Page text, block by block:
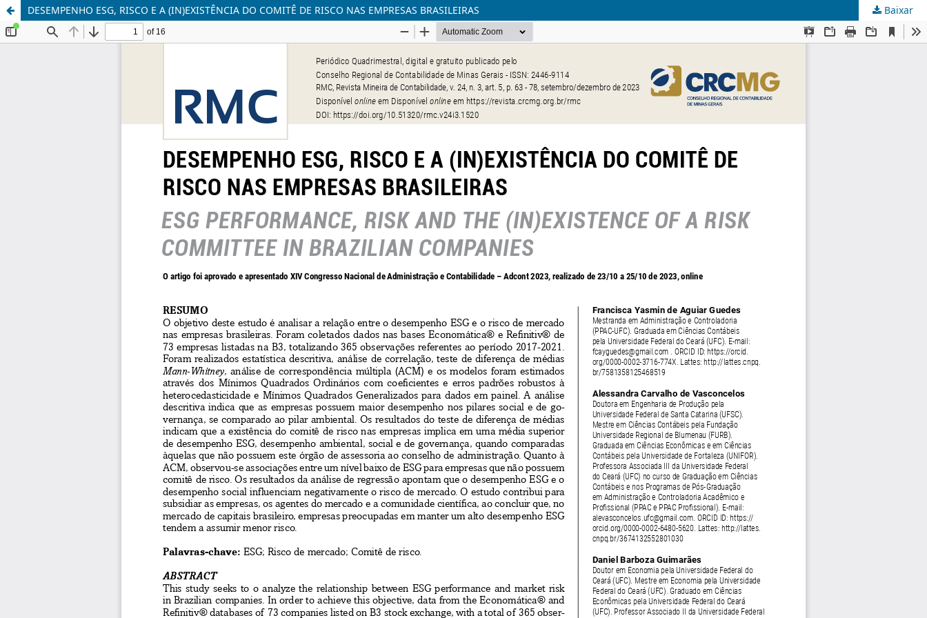
DESEMPENHO ESG, RISCO E A (IN)EXISTÊNCIA DO COMITÊ DE RISCO NAS EMPRESAS BRASILEIRAS Baixar